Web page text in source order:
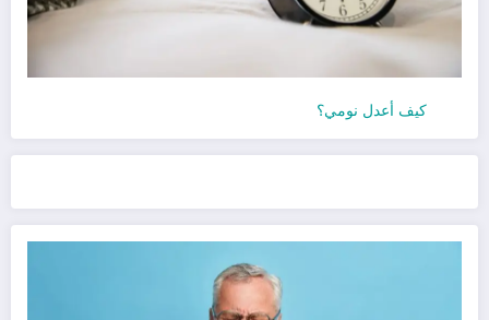
كيف أعدل نومي؟